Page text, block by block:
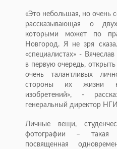
«Это небольшая, но очень
рассказывающая о
которыми может по
Новгород. Я не зря
«специалистах» -
в первую очередь,
очень талантливых
стороны их жизни
изобретений», -
генеральный директор
Личные вещи,
фотографии – такая
посвященная